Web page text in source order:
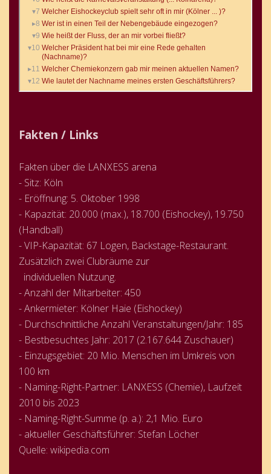
Fakten / Links
Fakten über die LANXESS arena
- Sitz: Köln
- Eröffnung: 5. Oktober 1998
- Kapazität: 20.000 (max.), 18.700 (Eishockey), 19.750
(Handball)
- VIP-Kapazität: 67 Logen, Backstage-Restaurant.
Zusätzlich zwei Clubräume zur
individuellen Nutzung.
- Anzahl der Mitarbeiter: 450
- Ankermieter: Kölner Haie (Eishockey)
- Durchschnittliche Anzahl Veranstaltungen/Jahr: 185
- Bestbesuchtes Jahr: 2017 (2.167.644 Zuschauer)
- Einzugsgebiet: 20 Mio. Menschen im Umkreis von
100 km
- Naming-Right-Partner: LANXESS (Chemie), Laufzeit
2010 bis 2023
- Naming-Right-Summe (p. a.): 2,1 Mio. Euro
- aktueller Geschäftsführer: Stefan Löcher
Quelle: wikipedia.com